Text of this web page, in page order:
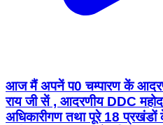
आज मैं अपनें प0 चम्पारण कें
राय जी सें , आदरणीय DDC
अधिकारीगण तथा पूरे 18 प्रखंडों